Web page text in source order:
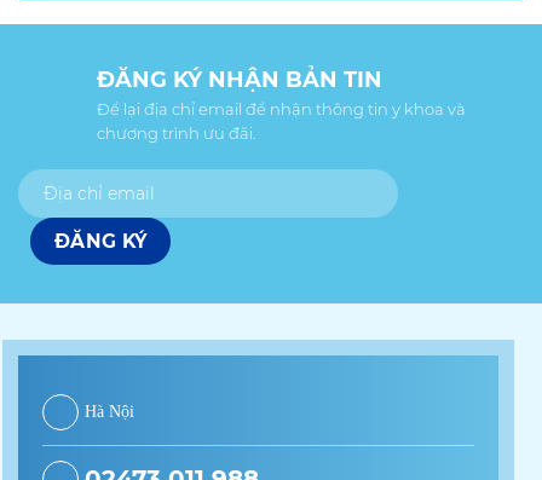
ĐĂNG KÝ NHẬN BẢN TIN
Để lại địa chỉ email để nhận thông tin y khoa và
chương trình ưu đãi.
Hà Nội